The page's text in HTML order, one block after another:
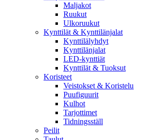
Maljakot
Ruukut
Ulkoruukut
Kynttilät & Kynttilänjalat
Kynttilälyhdyt
Kynttilänjalat
LED-kynttiät
Kynttilät & Tuoksut
Koristeet
Veistokset & Koristelu
Puufiguurit
Kulhot
Tarjottimet
Tidningsställ
Peilit